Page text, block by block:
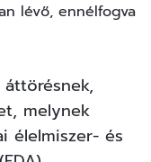
lévő, ennélfogva
melynek
élelmiszer- és